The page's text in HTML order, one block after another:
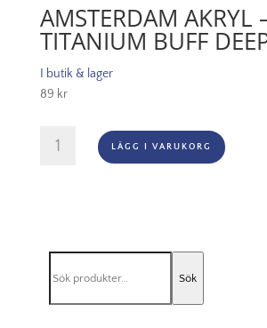
AMSTERDAM AKRYL
TITANIUM BUFF
I butik & lager
89 kr
Amsterdam
Akryl
Deep
mängd
LÄGG I VARUKORG
efter:
Sök